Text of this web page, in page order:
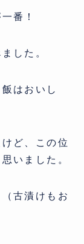
番！
した。
はおいし
ど、この位
いました。
古漬けもお